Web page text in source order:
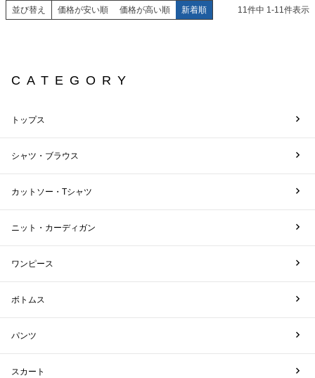
並び替え 価格が安い順 価格が高い順 新着順 11件中 1-11件表示
CATEGORY
トップス
シャツ・ブラウス
カットソー・Tシャツ
ニット・カーディガン
ワンピース
ボトムス
パンツ
スカート